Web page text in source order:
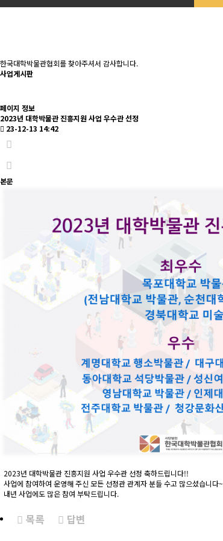
한국대학박물관협회를 찾아주셔서 감사합니다.
사업게시판
페이지 정보
2023년 대학박물관 진흥지원 사업 우수관 선정
23-12-13 14:42
본문
2023년 대학박물관 진흥지원 사업 우수관 선정 축하드립니다!!
사업에 참여하여 운영해 주신 모든 선정관 관계자 분들 수고 많으셨습니다~
내년 사업에도 많은 참여 부탁드립니다.
목록 답변